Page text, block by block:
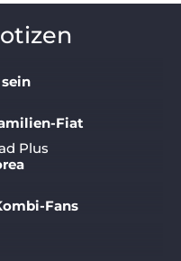
Fiat
Plus
Fans